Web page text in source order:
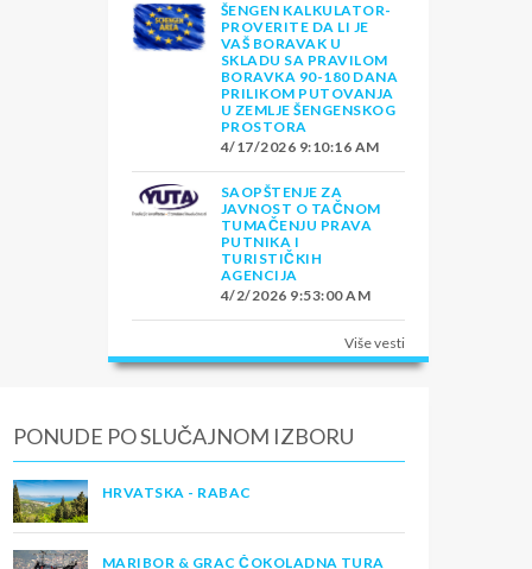
ŠENGEN KALKULATOR-
PROVERITE DA LI JE
VAŠ BORAVAK U
SKLADU SA PRAVILOM
BORAVKA 90-180 DANA
PRILIKOM PUTOVANJA
U ZEMLJE ŠENGENSKOG
PROSTORA
4/17/2026 9:10:16 AM
SAOPŠTENJE ZA
JAVNOST O TAČNOM
TUMAČENJU PRAVA
PUTNIKA I
TURISTIČKIH
AGENCIJA
4/2/2026 9:53:00 AM
Više vesti
PONUDE PO SLUČAJNOM IZBORU
HRVATSKA - RABAC
MARIBOR & GRAC ČOKOLADNA TURA